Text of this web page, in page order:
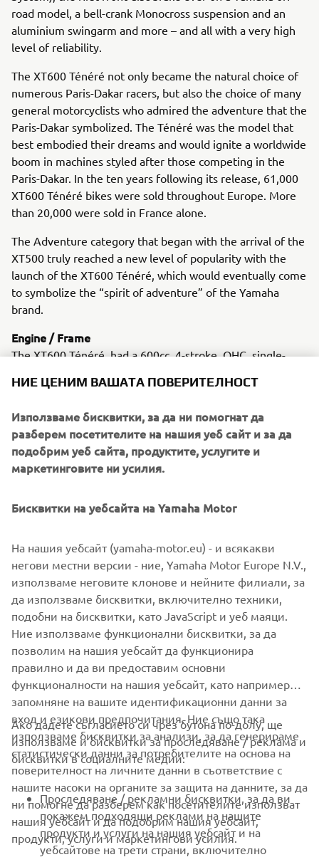
road model, a bell-crank Monocross suspension and an
aluminium swingarm and more – and all with a very high
level of reliability.
The XT600 Ténéré not only became the natural choice of
numerous Paris-Dakar racers, but also the choice of many
general motorcyclists who admired the adventure that the
Paris-Dakar symbolized. The Ténéré was the model that
best embodied their dreams and would ignite a worldwide
boom in machines styled after those competing in the
Paris-Dakar. In the ten years following its release, 61,000
XT600 Ténéré bikes were sold throughout Europe. More
than 20,000 were sold in France alone.
The Adventure category that began with the arrival of the
XT500 truly reached a new level of popularity with the
launch of the XT600 Ténéré, which would eventually come
to symbolize the “spirit of adventure” of the Yamaha
brand.
Engine / Frame
The XT600 Ténéré had a 600cc, 4-stroke, OHC, single-
1984 F9.9A
The information and/or imagery on these webpages may
never be used for commercial or non-commercial
purposes without the explicit written consent of Yamaha
Motor Europe N.V. and/or Yamaha Motor Co., Ltd.
Always ride in a safe manner and obey all local road laws.
CORPORATE
FOR BUSINESS
MORE YAMAHA
SUPPORT
НИЕ ЦЕНИМ ВАШАТА ПОВЕРИТЕЛНОСТ
Използваме бисквитки, за да ни помогнат да
разберем посетителите на нашия уеб сайт и за да
подобрим уеб сайта, продуктите, услугите и
маркетинговите ни усилия.
Бисквитки на уебсайта на Yamaha Motor
На нашия уебсайт (yamaha-motor.eu) - и всякакви
негови местни версии - ние, Yamaha Motor Europe N.V.,
използваме неговите клонове и нейните филиали, за
да използваме бисквитки, включително техники,
подобни на бисквитки, като JavaScript и уеб маяци.
Ние използваме функционални бисквитки, за да
позволим на нашия уебсайт да функционира
правилно и да ви предоставим основни
функционалности на нашия уебсайт, като например
запомняне на вашите идентификационни данни за
вход и езикови предпочитания. Ние също така
използваме бисквитки за анализи, за да генерираме
статистически данни за потребителите на основа на
поверителност на личните данни в съответствие с
нашите насоки на органите за защита на данните, за да
ни помогне да разберем как посетителите използват
нашия уебсайт и да подобрим нашия уебсайт,
продукти, услуги и маркетингови усилия.
Ако дадете съгласието си чрез бутона по-долу, ще
използваме и бисквитки за проследяване / реклама и
бисквитки в социалните медии:
Проследяване / рекламни бисквитки, за да ви
покажем подходящи реклами на нашите
продукти и услуги на нашия уебсайт и на
уебсайтове на трети страни, включително